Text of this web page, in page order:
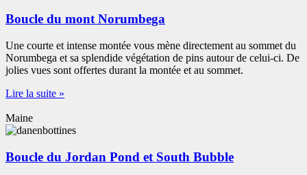
Boucle du mont Norumbega
Une courte et intense montée vous mène directement au sommet du
Norumbega et sa splendide végétation de pins autour de celui-ci. De
jolies vues sont offertes durant la montée et au sommet.
Lire la suite »
Maine
Boucle du Jordan Pond et South Bubble